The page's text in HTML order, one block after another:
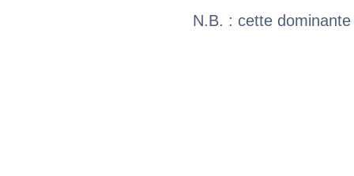
N.B. : cette